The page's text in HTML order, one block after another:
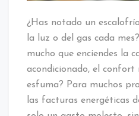
¿Has notado un
la luz o del gas cada
mucho que enciendes la
acondicionado, el confort
esfuma? Para muchos
las facturas energéticas